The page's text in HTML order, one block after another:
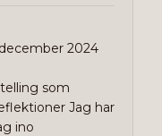
2024
som
Jag har
ino